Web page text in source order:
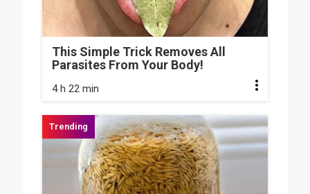
This Simple Trick Removes All
Parasites From Your Body!
4 h 22 min